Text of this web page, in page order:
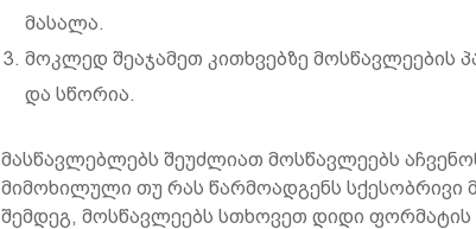
მასალა.
მოკლედ შეაჯამეთ კითხვებზე მოსწავლეების
და სწორია.
მასწავლებლებს შეუძლიათ მოსწავლეებს
მიმოხილული თუ რას წარმოადგენს სქესობრივი
შემდეგ, მოსწავლეებს სთხოვეთ დიდი